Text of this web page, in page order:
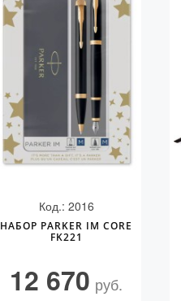
Код.: 2016
НАБОР PARKER IM CORE
FK221
12 670 руб.